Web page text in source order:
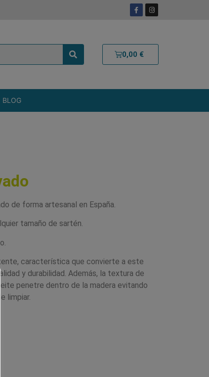
0,00 €
BLOG
de forma artesanal en España.
tamaño de sartén.
característica que convierte a este
y durabilidad. Además, la textura de
penetre dentro de la madera evitando
limpiar.